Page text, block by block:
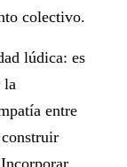
colectivo.
lúdica: es
la
entre